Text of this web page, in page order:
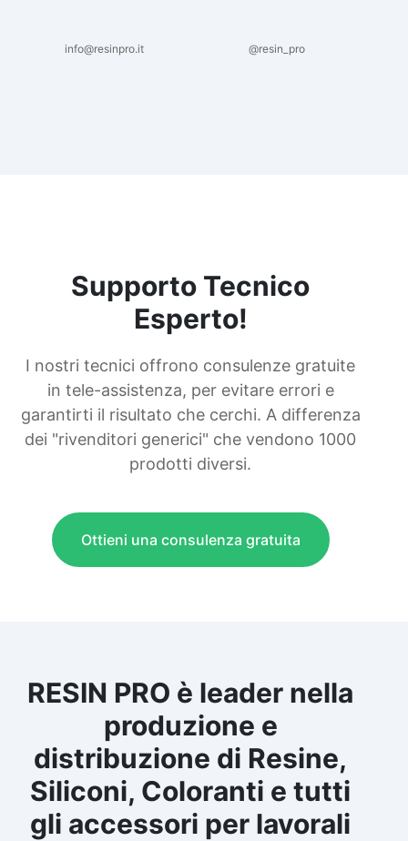
info@resinpro.it @resin_pro
Supporto Tecnico
Esperto!
I nostri tecnici offrono consulenze gratuite
in tele-assistenza, per evitare errori e
garantirti il risultato che cerchi. A differenza
dei "rivenditori generici" che vendono 1000
prodotti diversi.
Ottieni una consulenza gratuita
RESIN PRO è leader nella
produzione e
distribuzione di Resine,
Siliconi, Coloranti e tutti
gli accessori per lavorali